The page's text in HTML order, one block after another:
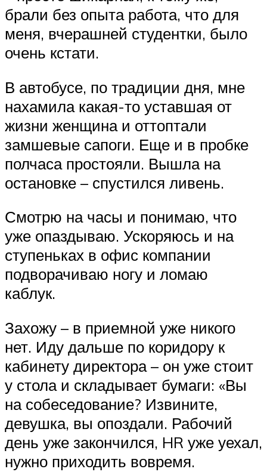
брали без опыта работа, что для
меня, вчерашней студентки, было
очень кстати.
В автобусе, по традиции дня, мне
нахамила какая-то уставшая от
жизни женщина и оттоптали
замшевые сапоги. Еще и в пробке
полчаса простояли. Вышла на
остановке – спустился ливень.
Смотрю на часы и понимаю, что
уже опаздываю. Ускоряюсь и на
ступеньках в офис компании
подворачиваю ногу и ломаю
каблук.
Захожу – в приемной уже никого
нет. Иду дальше по коридору к
кабинету директора – он уже стоит
у стола и складывает бумаги: «Вы
на собеседование? Извините,
девушка, вы опоздали. Рабочий
день уже закончился, HR уже уехал,
нужно приходить вовремя.